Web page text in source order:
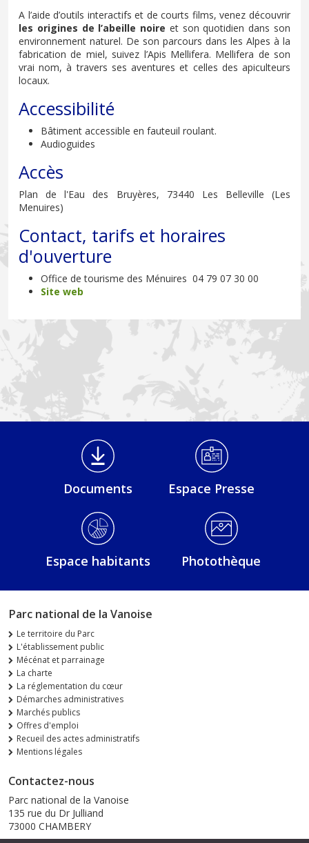
A l’aide d’outils interactifs et de courts films, venez découvrir
les origines de l’abeille noire et son quotidien dans son
environnement naturel. De son parcours dans les Alpes à la
fabrication de miel, suivez l’Apis Mellifera. Mellifera de son
vrai nom, à travers ses aventures et celles des apiculteurs
locaux.
Accessibilité
Bâtiment accessible en fauteuil roulant.
Audioguides
Accès
Plan de l'Eau des Bruyères, 73440 Les Belleville (Les
Menuires)
Contact, tarifs et horaires
d'ouverture
Office de tourisme des Ménuires 04 79 07 30 00
Site web
Médiathèque Footer
Documents Espace Presse
Espace habitants Photothèque
Parc national de la Vanoise
Le territoire du Parc
L'établissement public
Mécénat et parrainage
La charte
La réglementation du cœur
Démarches administratives
Marchés publics
Offres d'emploi
Recueil des actes administratifs
Mentions légales
Contactez-nous
Parc national de la Vanoise
135 rue du Dr Julliand
73000 CHAMBERY